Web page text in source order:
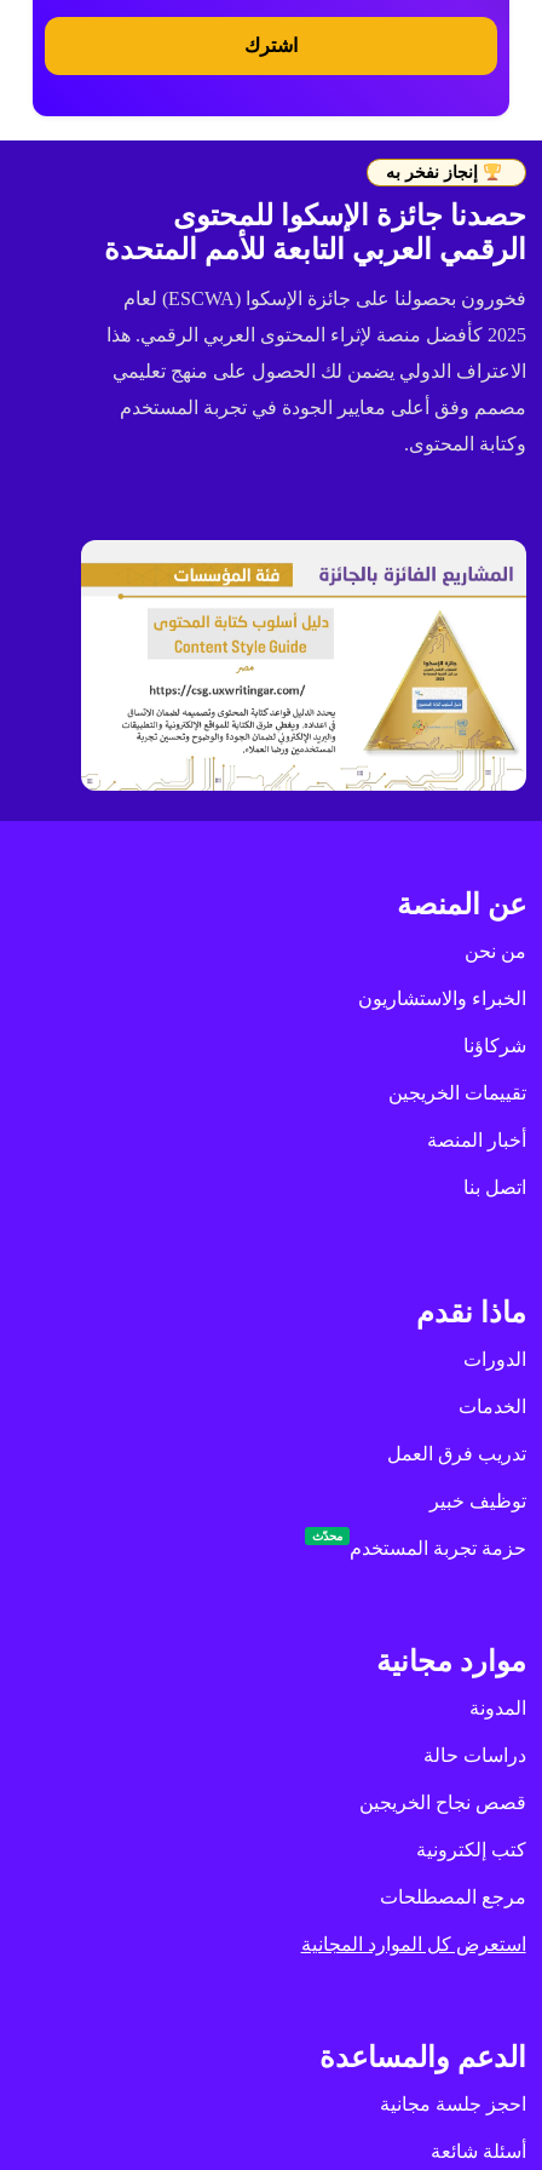
اشترك
إنجاز نفخر به
حصدنا جائزة الإسكوا للمحتوى
الرقمي العربي التابعة للأمم المتحدة
فخورون بحصولنا على جائزة الإسكوا (ESCWA) لعام
2025 كأفضل منصة لإثراء المحتوى العربي الرقمي. هذا
الاعتراف الدولي يضمن لك الحصول على منهج تعليمي
مصمم وفق أعلى معايير الجودة في تجربة المستخدم
وكتابة المحتوى.
عن المنصة
من نحن
الخبراء والاستشاريون
شركاؤنا
تقييمات الخريجين
أخبار المنصة
اتصل بنا
ماذا نقدم
الدورات
الخدمات
تدريب فرق العمل
توظيف خبير
حزمة تجربة المستخدم
محدّث
موارد مجانية
المدونة
دراسات حالة
قصص نجاح الخريجين
كتب إلكترونية
مرجع المصطلحات
استعرض كل الموارد المجانية
الدعم والمساعدة
احجز جلسة مجانية
أسئلة شائعة